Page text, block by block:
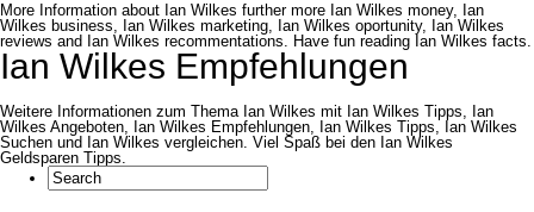
More Information about Ian Wilkes further more Ian Wilkes money, Ian
Wilkes business, Ian Wilkes marketing, Ian Wilkes oportunity, Ian Wilkes
reviews and Ian Wilkes recommentations. Have fun reading Ian Wilkes facts.
Ian Wilkes Empfehlungen
Weitere Informationen zum Thema Ian Wilkes mit Ian Wilkes Tipps, Ian
Wilkes Angeboten, Ian Wilkes Empfehlungen, Ian Wilkes Tipps, Ian Wilkes
Suchen und Ian Wilkes vergleichen. Viel Spaß bei den Ian Wilkes
Geldsparen Tipps.